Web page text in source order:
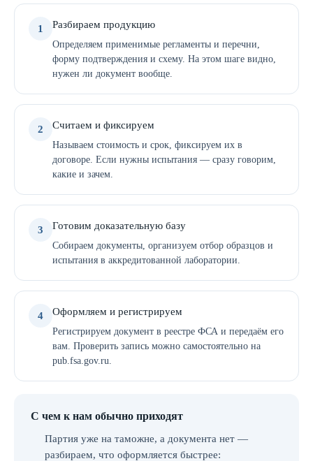
1 Разбираем продукцию
Определяем применимые регламенты и перечни,
форму подтверждения и схему. На этом шаге видно,
нужен ли документ вообще.
2 Считаем и фиксируем
Называем стоимость и срок, фиксируем их в
договоре. Если нужны испытания — сразу говорим,
какие и зачем.
3 Готовим доказательную базу
Собираем документы, организуем отбор образцов и
испытания в аккредитованной лаборатории.
4 Оформляем и регистрируем
Регистрируем документ в реестре ФСА и передаём его
вам. Проверить запись можно самостоятельно на
pub.fsa.gov.ru.
С чем к нам обычно приходят
Партия уже на таможне, а документа нет —
разбираем, что оформляется быстрее: